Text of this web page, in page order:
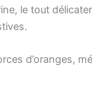
le tout
d’oranges,